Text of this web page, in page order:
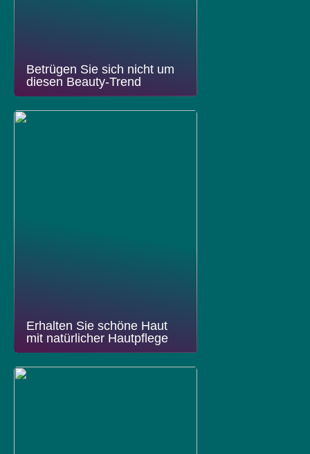
Betrügen Sie sich nicht um
diesen Beauty-Trend
Erhalten Sie schöne Haut
mit natürlicher Hautpflege